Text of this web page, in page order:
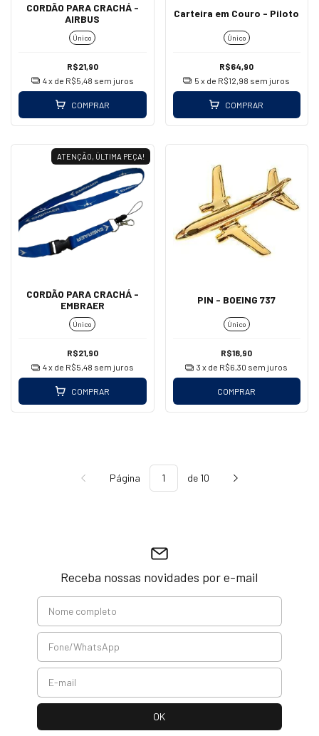
CORDÃO PARA CRACHÁ -
AIRBUS
Único
R$21,90
4x de R$5,48 sem juros
COMPRAR
Carteira em Couro - Piloto
Único
R$64,90
5 x de R$12,98 sem juros
COMPRAR
ATENÇÃO, ÚLTIMA PEÇA!
CORDÃO PARA CRACHÁ -
EMBRAER
Único
R$21,90
4x de R$5,48 sem juros
COMPRAR
PIN - BOEING 737
Único
R$18,90
3 x de R$6,30 sem juros
COMPRAR
Página de 10
Receba nossas novidades por e-mail